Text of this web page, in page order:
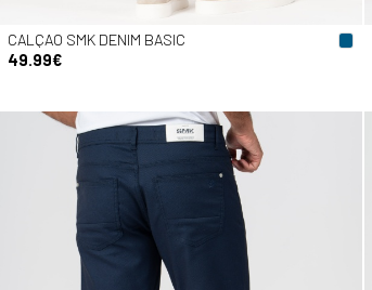
CALÇAO SMK DENIM BASIC
49.99€